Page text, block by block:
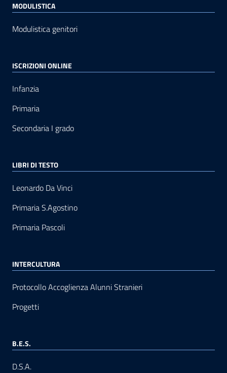
MODULISTICA
Modulistica genitori
ISCRIZIONI ONLINE
Infanzia
Primaria
Secondaria I grado
LIBRI DI TESTO
Leonardo Da Vinci
Primaria S.Agostino
Primaria Pascoli
INTERCULTURA
Protocollo Accoglienza Alunni Stranieri
Progetti
B.E.S.
D.S.A.